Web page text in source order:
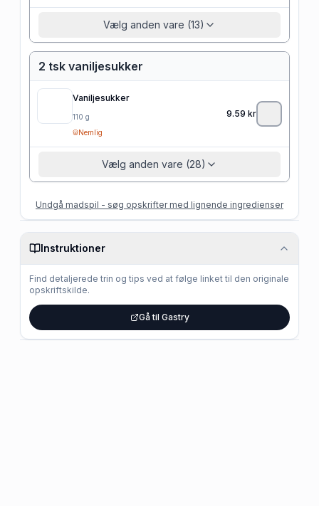
Vælg anden vare (13)
2 tsk vaniljesukker
Vaniljesukker
110 g
Nemlig
9.59 kr
Vælg anden vare (28)
Undgå madspil - søg opskrifter med lignende ingredienser
Instruktioner
Find detaljerede trin og tips ved at følge linket til den originale
opskriftskilde.
Gå til Gastry